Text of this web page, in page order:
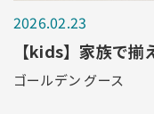
2026.02.23
【kids】家族で
ゴールデン グース